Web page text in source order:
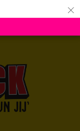
×